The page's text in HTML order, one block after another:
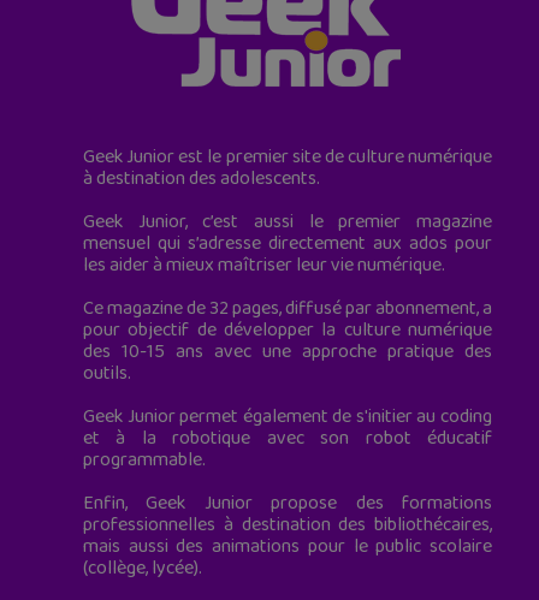
Geek Junior est le premier site de culture numérique
à destination des adolescents.
Geek Junior, c’est aussi le premier magazine
mensuel qui s’adresse directement aux ados pour
les aider à mieux maîtriser leur vie numérique.
Ce magazine de 32 pages, diffusé par abonnement, a
pour objectif de développer la culture numérique
des 10-15 ans avec une approche pratique des
outils.
Geek Junior permet également de s'initier au coding
et à la robotique avec son robot éducatif
programmable.
Enfin, Geek Junior propose des formations
professionnelles à destination des bibliothécaires,
mais aussi des animations pour le public scolaire
(collège, lycée).